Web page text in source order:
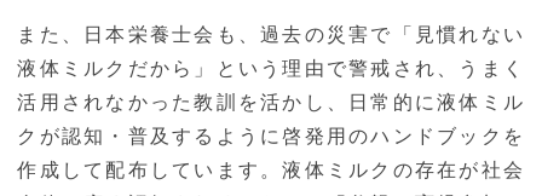
また、日本栄養士会も、過去の災害で「見慣れない
液体ミルクだから」という理由で警戒され、うまく
活用されなかった教訓を活かし、日常的に液体ミル
クが認知・普及するように啓発用のハンドブックを
作成して配布しています。液体ミルクの存在が社会